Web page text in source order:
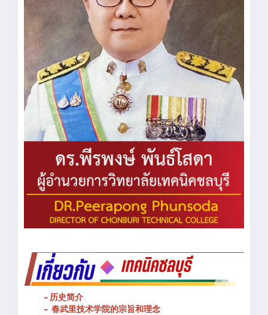
- 历史简介
- 春武里技术学院的宗旨和理念